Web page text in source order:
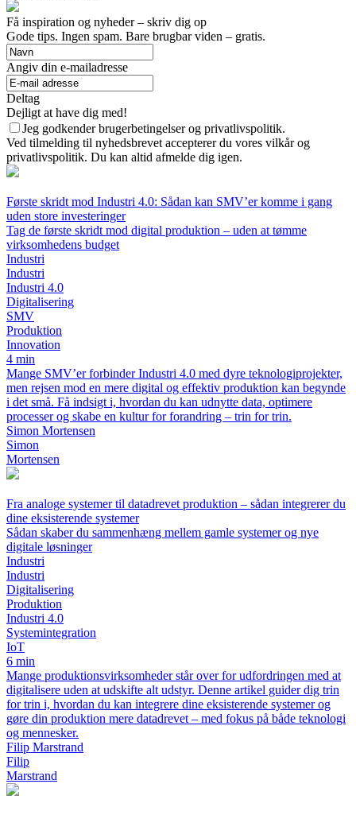
Få inspiration og nyheder – skriv dig op
Gode tips. Ingen spam. Bare brugbar viden – gratis.
Angiv din e-mailadresse
Deltag
Dejligt at have dig med!
Jeg godkender brugerbetingelser og privatlivspolitik.
Ved tilmelding til nyhedsbrevet accepterer du vores vilkår og
privatlivspolitik. Du kan altid afmelde dig igen.
Første skridt mod Industri 4.0: Sådan kan SMV’er komme i gang
uden store investeringer
Tag de første skridt mod digital produktion – uden at tømme
virksomhedens budget
Industri
Industri
Industri 4.0
Digitalisering
SMV
Produktion
Innovation
4 min
Mange SMV’er forbinder Industri 4.0 med dyre teknologiprojekter,
men rejsen mod en mere digital og effektiv produktion kan begynde
i det små. Få indsigt i, hvordan du kan udnytte data, optimere
processer og skabe en kultur for forandring – trin for trin.
Simon Mortensen
Simon
Mortensen
Fra analoge systemer til datadrevet produktion – sådan integrerer du
dine eksisterende systemer
Sådan skaber du sammenhæng mellem gamle systemer og nye
digitale løsninger
Industri
Industri
Digitalisering
Produktion
Industri 4.0
Systemintegration
IoT
6 min
Mange produktionsvirksomheder står over for udfordringen med at
digitalisere uden at udskifte alt udstyr. Denne artikel guider dig trin
for trin i, hvordan du kan integrere dine eksisterende systemer og
gøre din produktion mere datadrevet – med fokus på både teknologi
og mennesker.
Filip Marstrand
Filip
Marstrand